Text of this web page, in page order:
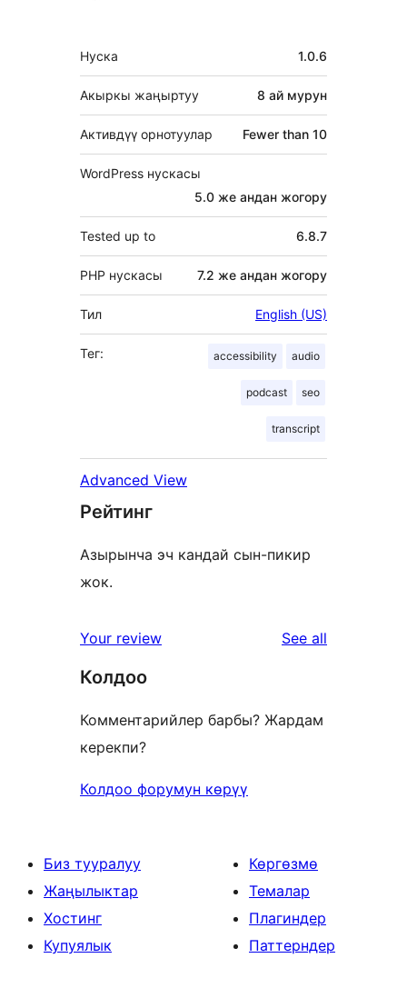
Мета
Нуска 1.0.6
Акыркы жаңыртуу 8 ай мурун
Активдүү орнотуулар Fewer than 10
WordPress нускасы
5.0 же андан жогору
Tested up to 6.8.7
PHP нускасы 7.2 же андан жогору
Тил English (US)
Тег: accessibility audio
podcast seo
transcript
Advanced View
Рейтинг
Азырынча эч кандай сын-пикир
жок.
Your review See all
Колдоо
Комментарийлер барбы? Жардам
керекпи?
Колдоо форумун көрүү
Биз тууралуу
Жаңылыктар
Хостинг
Купуялык
Көргөзмө
Темалар
Плагиндер
Паттерндер